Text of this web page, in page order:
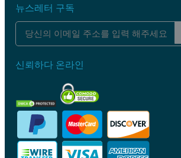
뉴스레터 구독
신뢰하다 온라인